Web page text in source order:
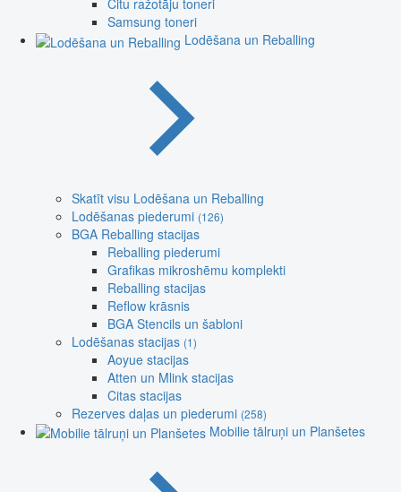
Citu ražotāju toneri
Samsung toneri
Lodēšana un Reballing
Skatīt visu Lodēšana un Reballing
Lodēšanas piederumi (126)
BGA Reballing stacijas
Reballing piederumi
Grafikas mikroshēmu komplekti
Reballing stacijas
Reflow krāsnis
BGA Stencils un šabloni
Lodēšanas stacijas (1)
Aoyue stacijas
Atten un Mlink stacijas
Citas stacijas
Rezerves daļas un piederumi (258)
Mobilie tālruņi un Planšetes